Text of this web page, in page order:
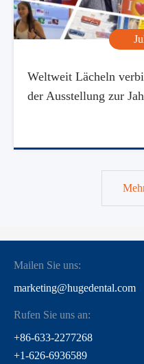
Weltweit Lächeln
der Ausstellung zur
Mailen Sie uns:
marketing@hugedental.com
Rufen Sie uns an:
+86-633-2277268
+1-626-6936589